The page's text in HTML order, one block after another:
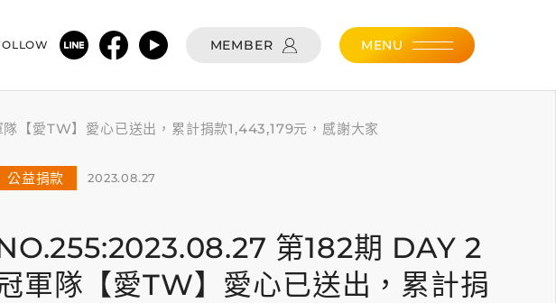
MEMBER MENU
愛TW】愛心已送出，累計捐款1,443,179元，感謝大家
公益捐款 2023.08.27
第182期 DAY 2
軍隊【愛TW】愛心已送出，累計捐